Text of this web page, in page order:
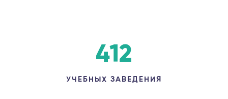
412
УЧЕБНЫХ ЗАВЕДЕНИЯ